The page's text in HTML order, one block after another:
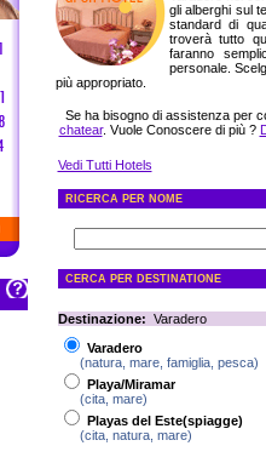
gli alberghi sul
standard di
troverà tutto
faranno
personale.
più appropriato.
Se ha bisogno di assistenza per
chatear. Vuole Conoscere di più ?
Vedi Tutti Hotels
RICERCA PER NOME
CERCA PER DESTINATIONE
Destinazione: Varadero
Varadero
(natura, mare, famiglia, pesca)
Playa/Miramar
(cita, mare)
Playas del Este(spiagge)
(cita, natura, mare)